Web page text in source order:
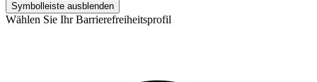
Symbolleiste ausblenden
Wählen Sie Ihr Barrierefreiheitsprofil